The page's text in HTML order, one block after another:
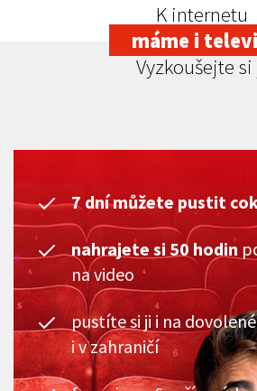
K internetu
máme i
Vyzkoušejte
7 dní můžete pustit
nahrajete si 50 hodin
na video
pustíte si ji i na dovolené
i v zahraničí